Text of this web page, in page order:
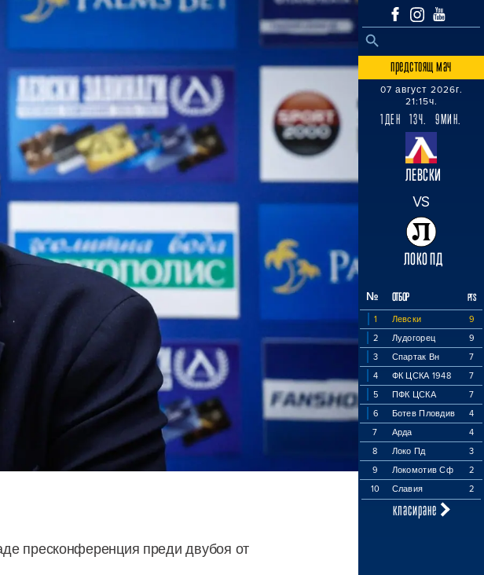
Search
SEARCH BUTTON
предстоящ мач
07 август 2026г.
21:15ч.
1ДЕН 13Ч. 9МИН.
ЛЕВСКИ
VS
ЛОКО ПД
№ ОТБОР PTS
1 Левски
9
2
Лудогорец
9
3
Спартак Вн
7
4
ФК ЦСКА 1948
7
5
ПФК ЦСКА
7
6
Ботев Пловдив
4
7
Арда
4
8
Локо Пд
3
9
Локомотив Сф
2
10
Славия 2
класиране
пресконференция преди двубоя от